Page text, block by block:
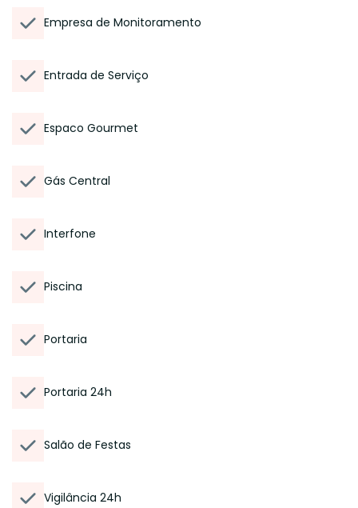
Empresa de Monitoramento
Entrada de Serviço
Espaco Gourmet
Gás Central
Interfone
Piscina
Portaria
Portaria 24h
Salão de Festas
Vigilância 24h